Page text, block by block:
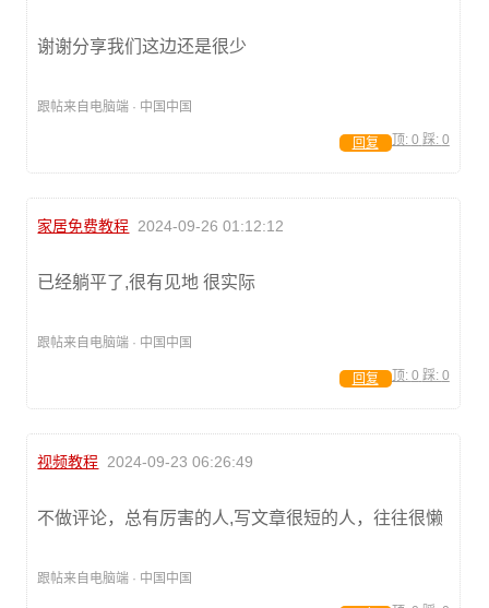
谢谢分享我们这边还是很少
跟帖来自电脑端 · 中国中国
顶: 0 踩: 0
回复
家居免费教程 2024-09-26 01:12:12
已经躺平了,很有见地 很实际
跟帖来自电脑端 · 中国中国
顶: 0 踩: 0
回复
视频教程 2024-09-23 06:26:49
不做评论，总有厉害的人,写文章很短的人，往往很懒
跟帖来自电脑端 · 中国中国